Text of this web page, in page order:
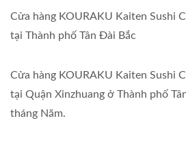
Cửa hàng KOURAKU Kaiten Sushi
tại Thành phố Tân Đài Bắc
Cửa hàng KOURAKU Kaiten Sushi
tại Quận Xinzhuang ở Thành phố
tháng Năm.